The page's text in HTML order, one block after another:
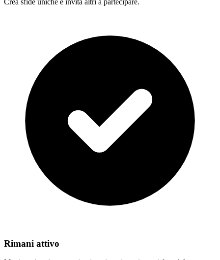
Crea sfide uniche e invita altri a partecipare.
Rimani attivo